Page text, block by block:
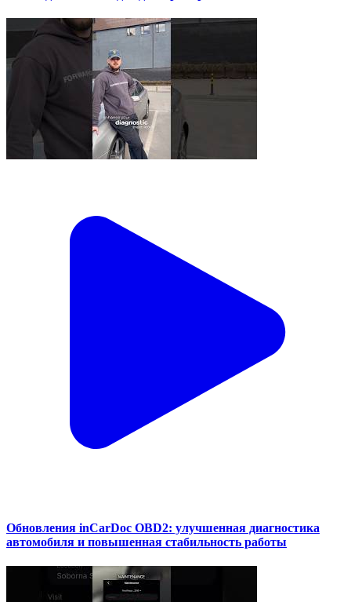
Обновления inCarDoc OBD2: улучшенная диагностика
автомобиля и повышенная стабильность работы